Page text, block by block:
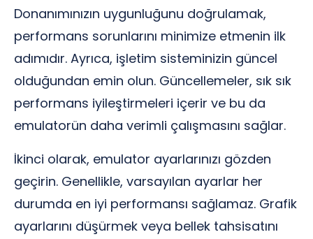
Donanımınızın uygunluğunu doğrulamak,
performans sorunlarını minimize etmenin ilk
adımıdır. Ayrıca, işletim sisteminizin güncel
olduğundan emin olun. Güncellemeler, sık sık
performans iyileştirmeleri içerir ve bu da
emulatorün daha verimli çalışmasını sağlar.
İkinci olarak, emulator ayarlarınızı gözden
geçirin. Genellikle, varsayılan ayarlar her
durumda en iyi performansı sağlamaz. Grafik
ayarlarını düşürmek veya bellek tahsisatını